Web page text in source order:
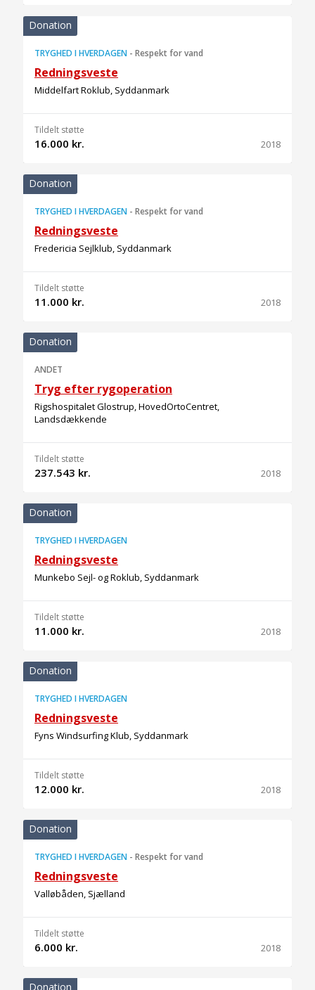
Donation
TRYGHED I HVERDAGEN - Respekt for vand
Redningsveste
Middelfart Roklub, Syddanmark
Tildelt støtte
16.000 kr. 2018
Donation
TRYGHED I HVERDAGEN - Respekt for vand
Redningsveste
Fredericia Sejlklub, Syddanmark
Tildelt støtte
11.000 kr. 2018
Donation
ANDET
Tryg efter rygoperation
Rigshospitalet Glostrup, HovedOrtoCentret,
Landsdækkende
Tildelt støtte
237.543 kr. 2018
Donation
TRYGHED I HVERDAGEN
Redningsveste
Munkebo Sejl- og Roklub, Syddanmark
Tildelt støtte
11.000 kr. 2018
Donation
TRYGHED I HVERDAGEN
Redningsveste
Fyns Windsurfing Klub, Syddanmark
Tildelt støtte
12.000 kr. 2018
Donation
TRYGHED I HVERDAGEN - Respekt for vand
Redningsveste
Valløbåden, Sjælland
Tildelt støtte
6.000 kr. 2018
Donation